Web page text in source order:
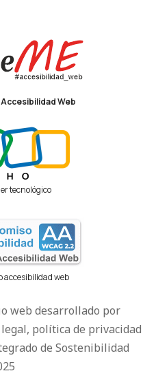
Accesibilidad Web
tecnológico
accesibilidad web
web desarrollado por
política de privacidad
de Sostenibilidad